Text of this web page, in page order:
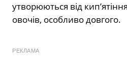
утворюються від
овочів, особливо довгого.
РЕКЛАМА